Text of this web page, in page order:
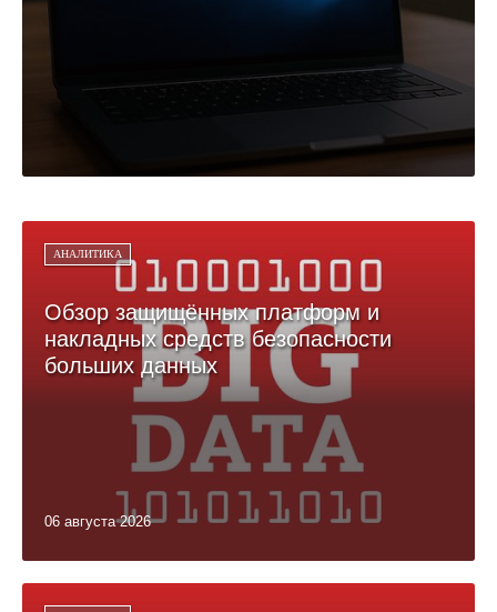
АНАЛИТИКА
Обзор защищённых платформ и
накладных средств безопасности
больших данных
06 августа 2026